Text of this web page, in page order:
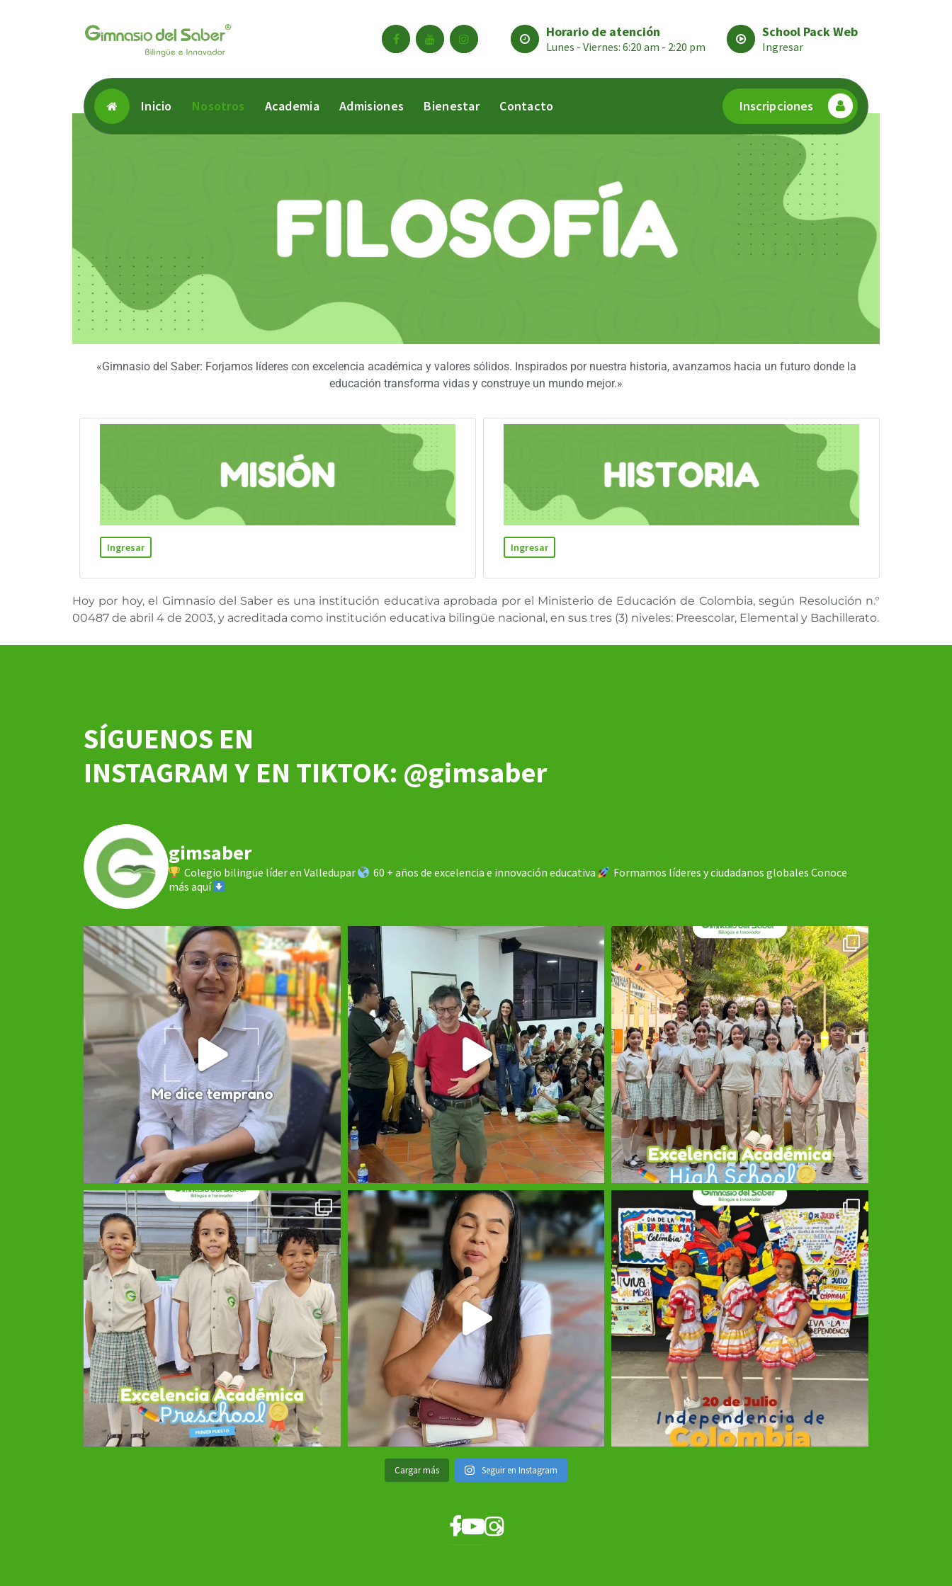
Horario de atención
Lunes - Viernes: 6:20 am - 2:20 pm
School Pack Web
Ingresar
Inicio Nosotros Academia Admisiones Bienestar Contacto Inscripciones
«Gimnasio del Saber: Forjamos líderes con excelencia académica y valores sólidos. Inspirados por nuestra historia, avanzamos hacia un futuro donde la
educación transforma vidas y construye un mundo mejor.»
Ingresar Ingresar
Hoy por hoy, el Gimnasio del Saber es una institución educativa aprobada por el Ministerio de Educación de Colombia, según Resolución n.°
00487 de abril 4 de 2003, y acreditada como institución educativa bilingüe nacional, en sus tres (3) niveles: Preescolar, Elemental y Bachillerato.
SÍGUENOS EN
INSTAGRAM Y EN TIKTOK: @gimsaber
gimsaber
Colegio bilingüe líder en Valledupar 60 + años de excelencia e innovación educativa Formamos líderes y ciudadanos globales Conoce
más aquí
Cargar más Seguir en Instagram